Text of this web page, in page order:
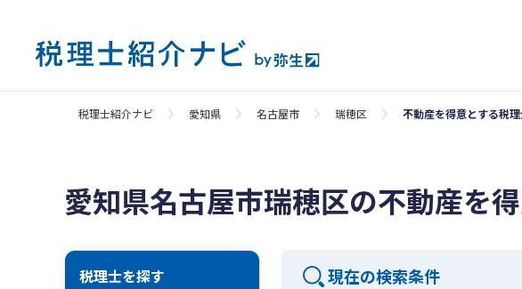
税理士紹介ナビ 愛知県 名古屋市 瑞穂区 不動産を得意とする税
愛知県名古屋市瑞穂区の不動産を
税理士を探す 現在の検索条件